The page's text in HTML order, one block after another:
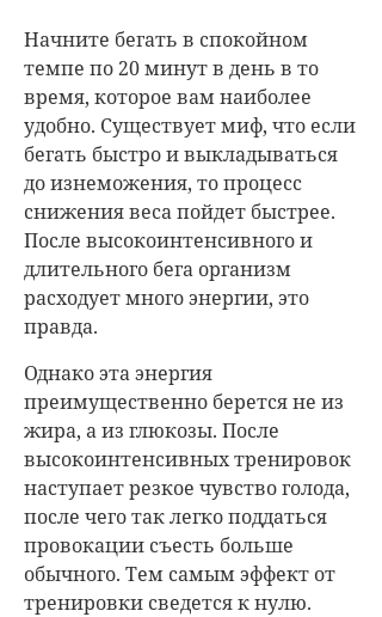
Начните бегать в спокойном
темпе по 20 минут в день в то
время, которое вам наиболее
удобно. Существует миф, что если
бегать быстро и выкладываться
до изнеможения, то процесс
снижения веса пойдет быстрее.
После высокоинтенсивного и
длительного бега организм
расходует много энергии, это
правда.
Однако эта энергия
преимущественно берется не из
жира, а из глюкозы. После
высокоинтенсивных тренировок
наступает резкое чувство голода,
после чего так легко поддаться
провокации съесть больше
обычного. Тем самым эффект от
тренировки сведется к нулю.